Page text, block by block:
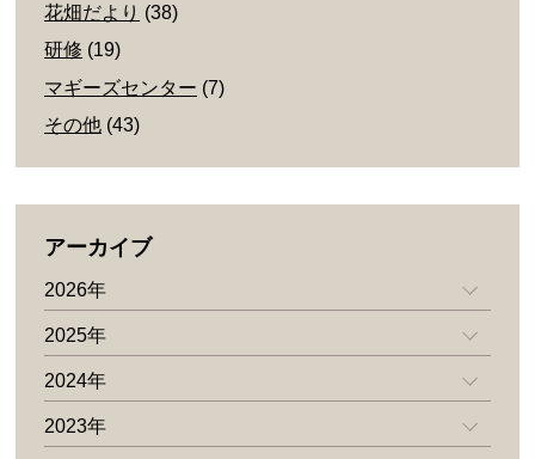
花畑だより (38)
研修 (19)
マギーズセンター (7)
その他 (43)
アーカイブ
2026年
2025年
2024年
2023年